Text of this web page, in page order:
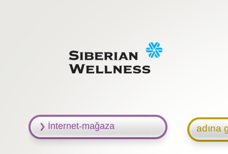
adına
İnternet-mağaza